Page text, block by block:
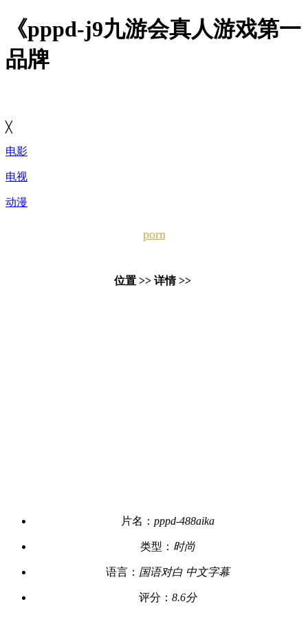
《pppd-j9九游会真人游戏第一
品牌
╳
电影
电视
动漫
porn
位置 >> 详情 >>
片名： pppd-488aika
类型： 时尚
语言： 国语对白 中文字幕
评分： 8.6分